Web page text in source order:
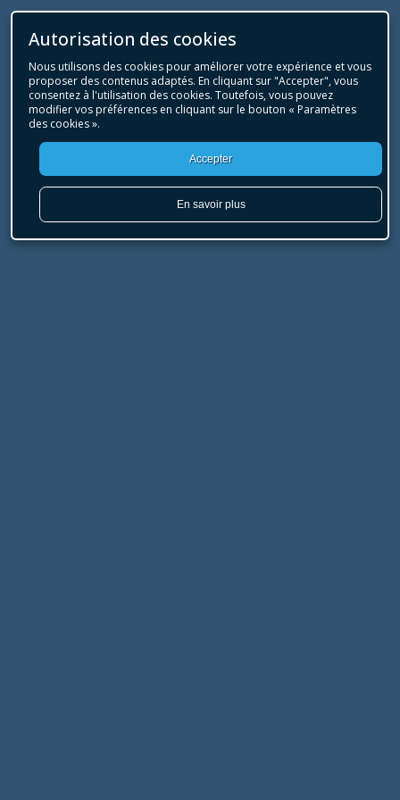
Autorisation des cookies
Nous utilisons des cookies pour améliorer votre expérience et vous
proposer des contenus adaptés. En cliquant sur "Accepter", vous
consentez à l'utilisation des cookies. Toutefois, vous pouvez
modifier vos préférences en cliquant sur le bouton « Paramètres
des cookies ».
Accepter
En savoir plus